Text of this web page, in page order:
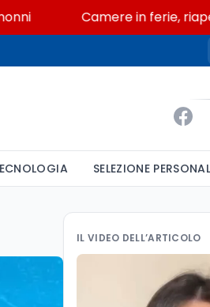
Camere in ferie,
SELEZIONE
IL VIDEO DELL’ARTICOLO